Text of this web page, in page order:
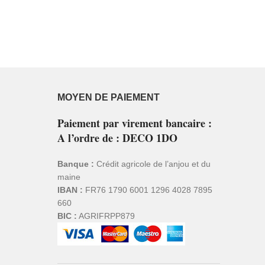
MOYEN DE PAIEMENT
Paiement par virement bancaire :
A l’ordre de : DECO 1DO
Banque : Crédit agricole de l’anjou et du
maine
IBAN : FR76 1790 6001 1296 4028 7895
660
BIC : AGRIFRPP879